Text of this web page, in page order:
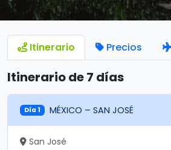
Itinerario Precios
Itinerario de 7 días
Día 1 MÉXICO – SAN JOSÉ
San José